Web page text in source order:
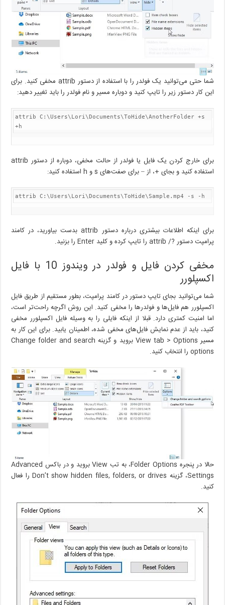
شما حتی می‌توانید یک فولدر را با استفاده از دستور attrib مخفی کنید. برای
این کار دستور زیر را تایپ کنید و دوباره مسیر و نام فولدر را باید تغییر دهید:
attrib C:\Users\Lori\Documents\ToHide\AnotherFolder +s
+h
برای خارج کردن یک فایل یا فولدر از حالت مخفی، دوباره از دستور attrib
استفاده کنید و بجای +، از – برای صفت‌های s و h استفاده کنید:
attrib C:\Users\Lori\Documents\ToHide\Sample.mp4 -s -h
برای اینکه اطلاعات بیشتری درباره دستور attrib بدست بیاورید، در کامند
پرامپت دستور ?/ attrib را تایپ کرده و کلید Enter را بزنید.
مخفی کردن فایل و فولدر در ویندوز 10 با فایل
اکسپلورر
شما می‌توانید بجای تایپ دستور در کامند پرامپت، بطور مستقیم از طریق فایل
اکسپلورر هم فایل‌ها و فولدرها را مخفی کنید. این روش اگرچه راحت‌تر است،
اما امنیت کمتری دارد. قبلا از اینکه فایلی را به وسیله فایل اکسپلورر مخفی
کنید، باید از عدم نمایش فایل‌های مخفی شده، اطمینان یابید. برای این کار به
مسیر View tab > Options بروید و گزینه Change folder and search
options را انتخاب کنید.
حالا در پنجره Folder Options، به تب View بروید و در باکس Advanced
Settings، گزینه Don’t show hidden files, folders, or drives را فعال
کنید.